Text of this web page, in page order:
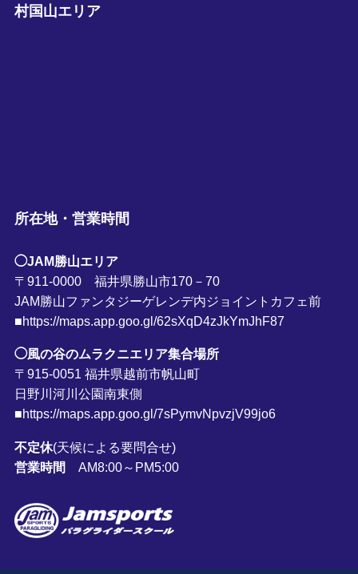
村国山エリア
所在地・営業時間
◯JAM勝山エリア
〒911-0000 福井県勝山市170－70
JAM勝山ファンタジーゲレンデ内ジョイントカフェ前
■https://maps.app.goo.gl/62sXqD4zJkYmJhF87
◯風の谷のムラクニエリア集合場所
〒915-0051 福井県越前市帆山町
日野川河川公園南東側
■https://maps.app.goo.gl/7sPymvNpvzjV99jo6
不定休(天候による要問合せ)
営業時間
AM8:00～PM5:00